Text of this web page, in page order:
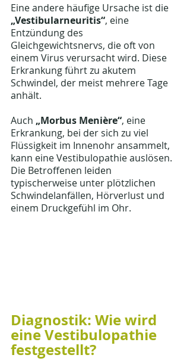
Eine andere häufige Ursache ist die
„Vestibularneuritis“, eine
Entzündung des
Gleichgewichtsnervs, die oft von
einem Virus verursacht wird. Diese
Erkrankung führt zu akutem
Schwindel, der meist mehrere Tage
anhält.
Auch „Morbus Menière“, eine
Erkrankung, bei der sich zu viel
Flüssigkeit im Innenohr ansammelt,
kann eine Vestibulopathie auslösen.
Die Betroffenen leiden
typischerweise unter plötzlichen
Schwindelanfällen, Hörverlust und
einem Druckgefühl im Ohr.
Diagnostik: Wie wird
eine Vestibulopathie
festgestellt?